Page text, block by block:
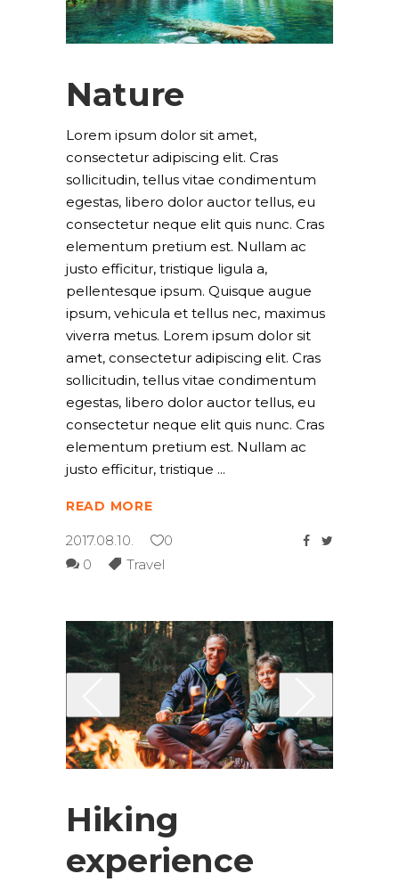
Nature
Lorem ipsum dolor sit amet,
consectetur adipiscing elit. Cras
sollicitudin, tellus vitae condimentum
egestas, libero dolor auctor tellus, eu
consectetur neque elit quis nunc. Cras
elementum pretium est. Nullam ac
justo efficitur, tristique ligula a,
pellentesque ipsum. Quisque augue
ipsum, vehicula et tellus nec, maximus
viverra metus. Lorem ipsum dolor sit
amet, consectetur adipiscing elit. Cras
sollicitudin, tellus vitae condimentum
egestas, libero dolor auctor tellus, eu
consectetur neque elit quis nunc. Cras
elementum pretium est. Nullam ac
justo efficitur, tristique
READ MORE
2017.08.10.
0
0
Travel
Hiking
experience